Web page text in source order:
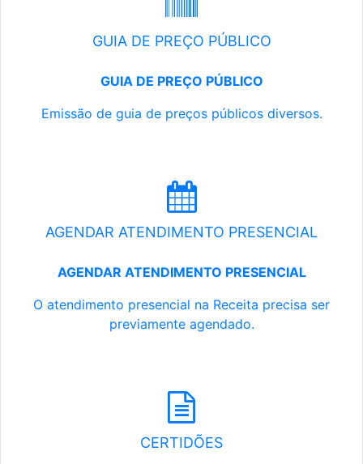
GUIA DE PREÇO PÚBLICO
GUIA DE PREÇO PÚBLICO
Emissão de guia de preços públicos diversos.
AGENDAR ATENDIMENTO PRESENCIAL
AGENDAR ATENDIMENTO PRESENCIAL
O atendimento presencial na Receita precisa ser
previamente agendado.
CERTIDÕES